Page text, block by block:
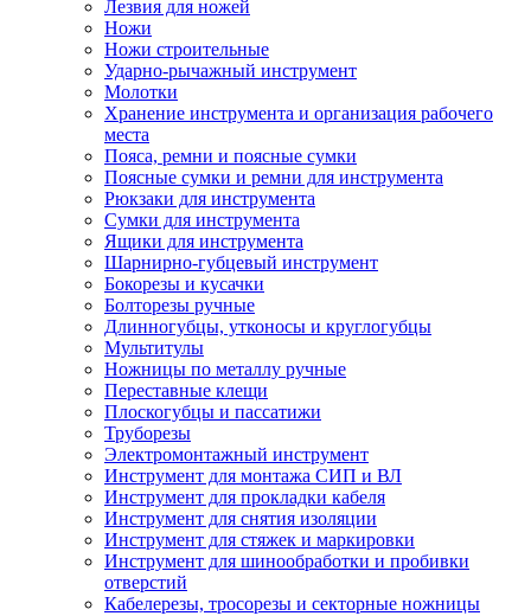
Лезвия для ножей
Ножи
Ножи строительные
Ударно-рычажный инструмент
Молотки
Хранение инструмента и организация рабочего
места
Пояса, ремни и поясные сумки
Поясные сумки и ремни для инструмента
Рюкзаки для инструмента
Сумки для инструмента
Ящики для инструмента
Шарнирно-губцевый инструмент
Бокорезы и кусачки
Болторезы ручные
Длинногубцы, утконосы и круглогубцы
Мультитулы
Ножницы по металлу ручные
Переставные клещи
Плоскогубцы и пассатижи
Труборезы
Электромонтажный инструмент
Инструмент для монтажа СИП и ВЛ
Инструмент для прокладки кабеля
Инструмент для снятия изоляции
Инструмент для стяжек и маркировки
Инструмент для шинообработки и пробивки
отверстий
Кабелерезы, тросорезы и секторные ножницы